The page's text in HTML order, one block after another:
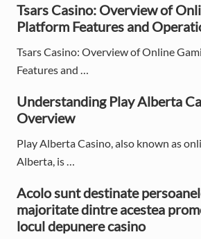
r
y
S
i
d
e
b
a
r
Tsars Casino: Overview of
Platform Features and
Tsars Casino: Overview of Online
Features and …
Understanding Play Alberta
Overview
Play Alberta Casino, also known as
Alberta, is …
Acolo sunt destinate
majoritate dintre acestea
locul depunere casino